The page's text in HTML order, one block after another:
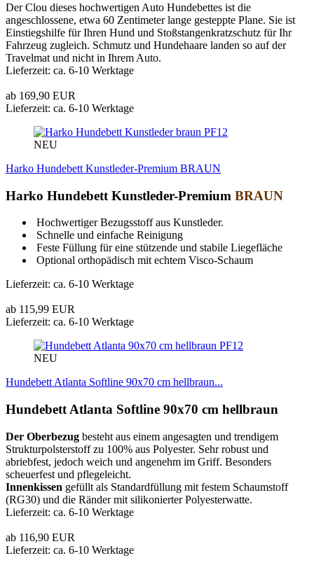
Der Clou dieses hochwertigen Auto Hundebettes ist die
angeschlossene, etwa 60 Zentimeter lange gesteppte Plane. Sie ist
Einstiegshilfe für Ihren Hund und Stoßstangenkratzschutz für Ihr
Fahrzeug zugleich. Schmutz und Hundehaare landen so auf der
Travelmat und nicht in Ihrem Auto.
Lieferzeit: ca. 6-10 Werktage
ab 169,90 EUR
Lieferzeit: ca. 6-10 Werktage
PF12
NEU
Harko Hundebett Kunstleder-Premium BRAUN
Harko Hundebett Kunstleder-Premium BRAUN
Hochwertiger Bezugsstoff aus Kunstleder.
Schnelle und einfache Reinigung
Feste Füllung für eine stützende und stabile Liegefläche
Optional orthopädisch mit echtem Visco-Schaum
Lieferzeit: ca. 6-10 Werktage
ab 115,99 EUR
Lieferzeit: ca. 6-10 Werktage
PF12
NEU
Hundebett Atlanta Softline 90x70 cm hellbraun...
Hundebett Atlanta Softline 90x70 cm hellbraun
Der Oberbezug besteht aus einem angesagten und trendigem
Strukturpolsterstoff zu 100% aus Polyester. Sehr robust und
abriebfest, jedoch weich und angenehm im Griff. Besonders
scheuerfest und pflegeleicht.
Innenkissen gefüllt als Standardfüllung mit festem Schaumstoff
(RG30) und die Ränder mit silikonierter Polyesterwatte.
Lieferzeit: ca. 6-10 Werktage
ab 116,90 EUR
Lieferzeit: ca. 6-10 Werktage